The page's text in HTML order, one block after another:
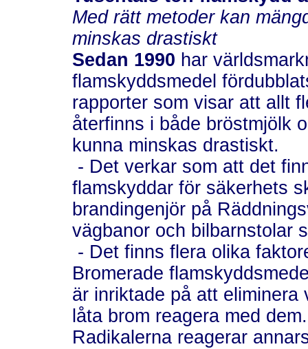
Med rätt metoder kan
minskas drastiskt
Sedan 1990 har
flamskyddsmedel
rapporter som visar att allt
återfinns i både bröstmjölk
kunna minskas drastiskt.
- Det verkar som att det
flamskyddar för säkerhets
brandingenjör på
vägbanor och bilbarnstolar
- Det finns flera olika
Bromerade
är inriktade på att
låta brom reagera med
Radikalerna reagerar